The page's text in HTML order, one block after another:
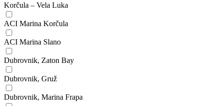
Korčula – Vela Luka
ACI Marina Korčula
ACI Marina Slano
Dubrovnik, Zaton Bay
Dubrovnik, Gruž
Dubrovnik, Marina Frapa